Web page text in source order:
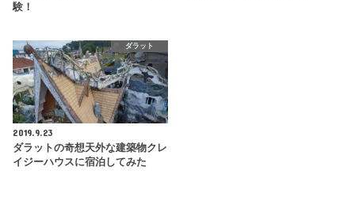
験！
ダラット
2019.9.23
ダラットの奇想天外な建築物クレ
イジーハウスに宿泊してみた